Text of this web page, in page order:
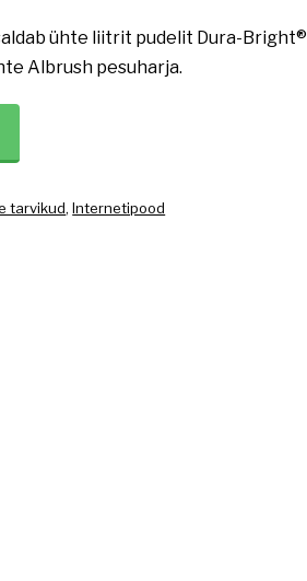
ühte liitrit pudelit Dura-Bright®
Albrush pesuharja.
tarvikud,Internetipood